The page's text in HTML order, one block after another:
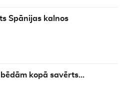
Spānijas kalnos
kopā savērts…